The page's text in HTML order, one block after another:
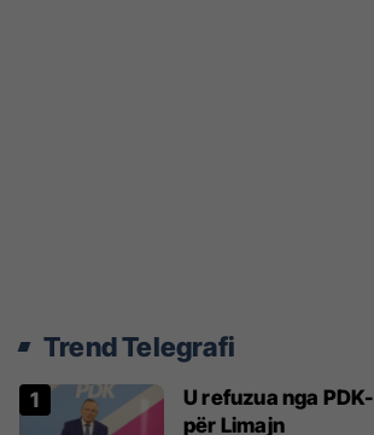
Trend Telegrafi
U refuzua nga
për Limajn